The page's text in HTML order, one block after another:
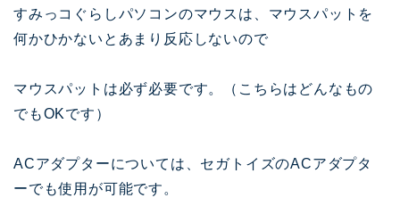
すみっコぐらしパソコンのマウスは、マウスパットを
何かひかないとあまり反応しないので
マウスパットは必ず必要です。（こちらはどんなもの
でもOKです）
ACアダプターについては、セガトイズのACアダプタ
ーでも使用が可能です。